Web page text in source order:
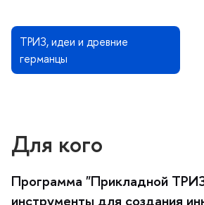
ТРИЗ, идеи и древние
ерманцы
Для кого
Программа "Прикладной
инструменты для создания